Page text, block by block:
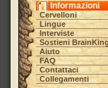
Informazioni
Cervelloni
Lingue
Interviste
Sostieni
Aiuto
FAQ
Contattaci
Collegamenti